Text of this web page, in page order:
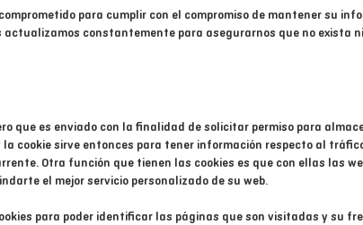
para cumplir con el compromiso de mantener su
constantemente para asegurarnos que no exista
que es enviado con la finalidad de solicitar permiso para
la cookie sirve entonces para tener información respecto al
Otra función que tienen las cookies es que con ellas las
el mejor servicio personalizado de su web.
para poder identificar las páginas que son visitadas y su